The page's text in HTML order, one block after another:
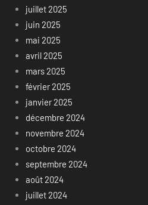
juillet 2025
juin 2025
mai 2025
avril 2025
mars 2025
février 2025
janvier 2025
décembre 2024
novembre 2024
octobre 2024
septembre 2024
août 2024
juillet 2024